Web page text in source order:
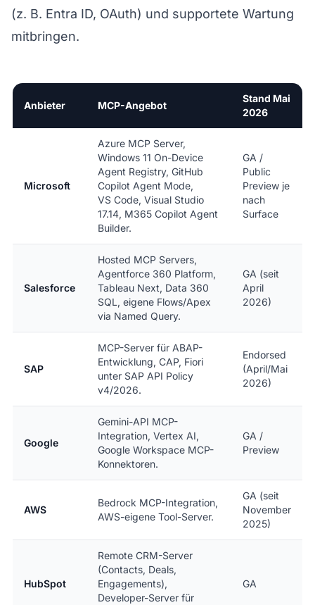
(z. B. Entra ID, OAuth) und supportete Wartung
mitbringen.
Anbieter MCP-Angebot
Stand Mai
2026
Microsoft
Azure MCP Server,
Windows 11 On-Device
Agent Registry, GitHub
Copilot Agent Mode,
VS Code, Visual Studio
17.14, M365 Copilot Agent
Builder.
GA /
Public
Preview je
nach
Surface
Salesforce
Hosted MCP Servers,
Agentforce 360 Platform,
Tableau Next, Data 360
SQL, eigene Flows/Apex
via Named Query.
GA (seit
April
2026)
SAP
MCP-Server für ABAP-
Entwicklung, CAP, Fiori
unter SAP API Policy
v4/2026.
Endorsed
(April/Mai
2026)
Google
Gemini-API MCP-
Integration, Vertex AI,
Google Workspace MCP-
Konnektoren.
GA /
Preview
AWS
Bedrock MCP-Integration,
AWS-eigene Tool-Server.
GA (seit
November
2025)
HubSpot
Remote CRM-Server
(Contacts, Deals,
Engagements),
Developer-Server für
GA